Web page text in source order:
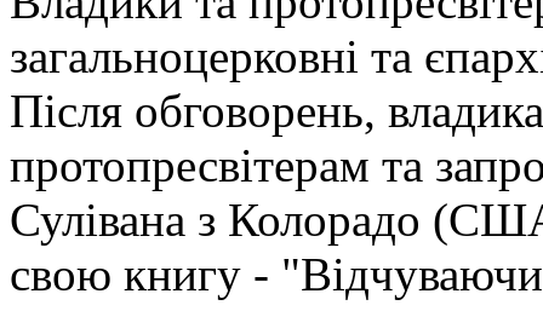
загальноцерковні та
Після обговорень,
протопресвітерам та
Сулівана з Колорадо
свою книгу - "Відчуваючи